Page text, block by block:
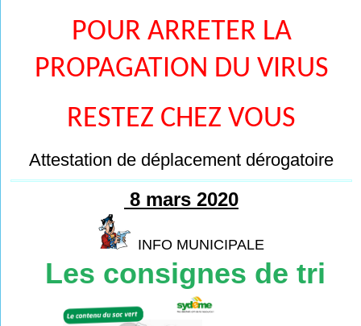
POUR ARRETER LA
PROPAGATION DU VIRUS
RESTEZ CHEZ VOUS
Attestation de déplacement dérogatoire
8 mars 2020
INFO MUNICIPALE
Les consignes de tri